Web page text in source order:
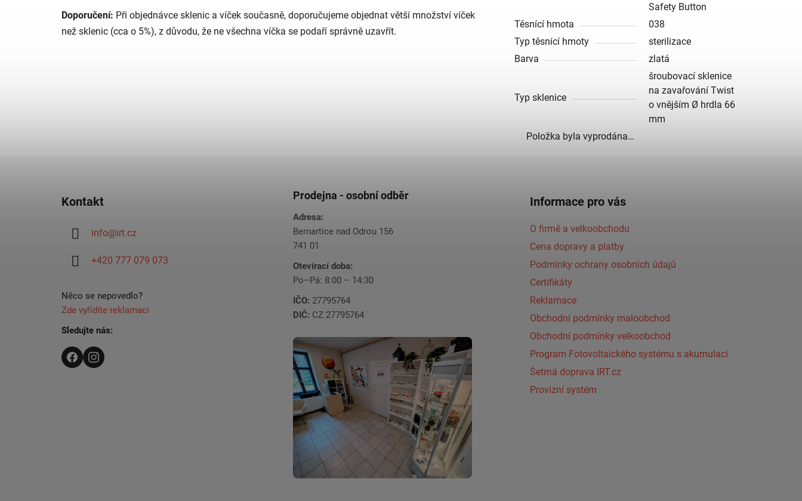
Doporučení: Při objednávce sklenic a víček současně, doporučujeme objednat větší množství víček
než sklenic (cca o 5%), z důvodu, že ne všechna víčka se podaří správně uzavřít.
Safety Button
Těsnící hmota
038
Typ těsnící hmoty
sterilizace
Barva
zlatá
Typ sklenice
šroubovací sklenice
na zavařování Twist
o vnějším Ø hrdla 66
mm
Položka byla vyprodána…
Kontakt
info@irt.cz
+420 777 079 073
Něco se nepovedlo?
Zde vyřídíte reklamaci
Sledujte nás:
Prodejna - osobní odběr
Adresa:
Bernartice nad Odrou 156
741 01
Otevírací doba:
Po–Pá: 8:00 – 14:30
IČO: 27795764
DIČ: CZ 27795764
Informace pro vás
O firmě a velkoobchodu
Cena dopravy a platby
Podmínky ochrany osobních údajů
Certifikáty
Reklamace
Obchodní podmínky maloobchod
Obchodní podmínky velkoobchod
Program Fotovoltaického systému s akumulací
Šetrná doprava IRT.cz
Provizní systém